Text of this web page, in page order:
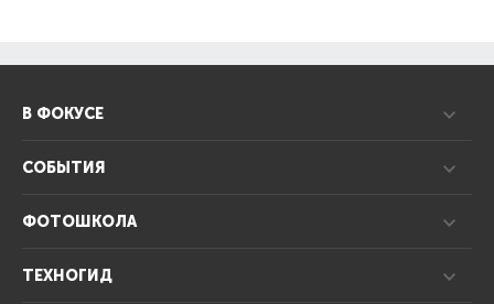
В ФОКУСЕ
СОБЫТИЯ
ФОТОШКОЛА
ТЕХНОГИД